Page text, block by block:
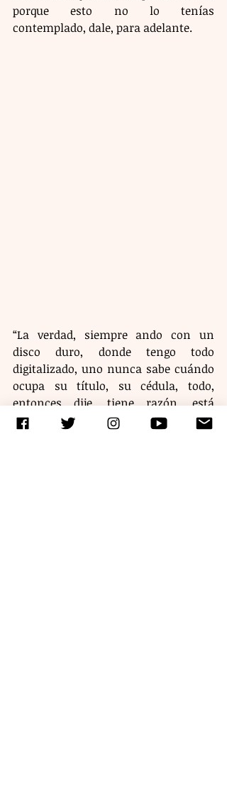
porque esto no lo tenías
contemplado, dale, para adelante.
“La verdad, siempre ando con un
disco duro, donde tengo todo
digitalizado, uno nunca sabe cuándo
ocupa su título, su cédula, todo,
entonces dije, tiene razón, está
dándose la oportunidad, y si es de